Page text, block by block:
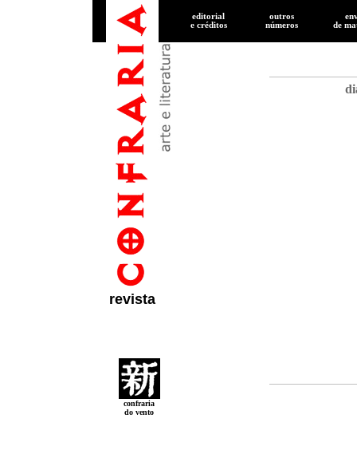
revista
editorial
e créditos
outros
números
de
confraria
do vento